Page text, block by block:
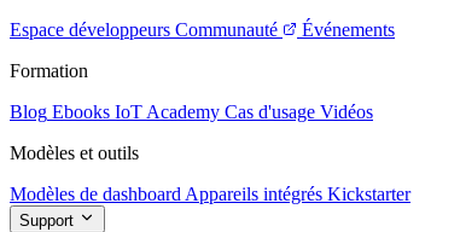
Espace développeurs Communauté
Événements
Formation
Blog Ebooks IoT Academy Cas d'usage Vidéos
Modèles et outils
Modèles de dashboard Appareils intégrés Kickstarter
Support